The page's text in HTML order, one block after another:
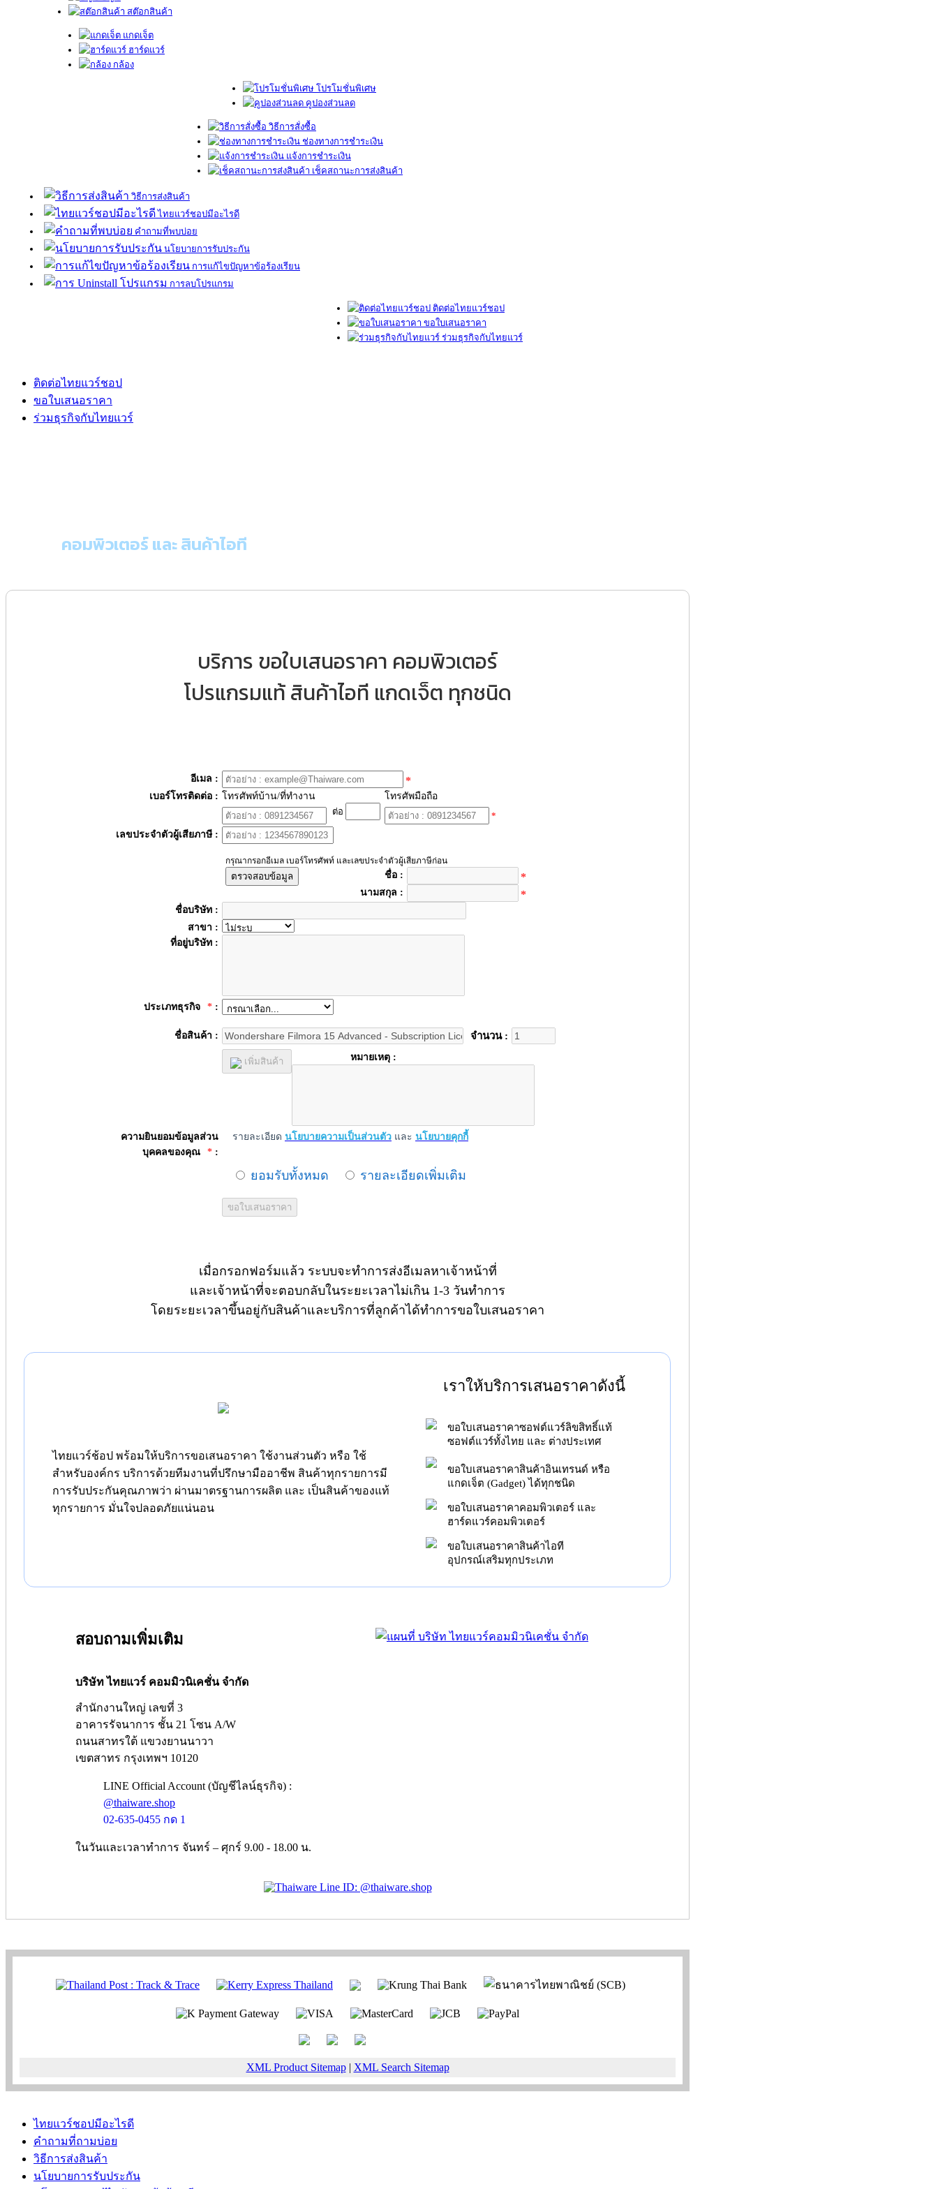
สต๊อกสินค้า
แกดเจ็ต
ฮาร์ดแวร์
กล้อง
โปรโมชั่นพิเศษ
คูปองส่วนลด
วิธีการสั่งซื้อ
ช่องทางการชำระเงิน
แจ้งการชำระเงิน
เช็คสถานะการส่งสินค้า
วิธีการส่งสินค้า
ไทยแวร์ชอปมีอะไรดี
คำถามที่พบบ่อย
นโยบายการรับประกัน
การแก้ไขปัญหาข้อร้องเรียน
การลบโปรแกรม
ติดต่อไทยแวร์ชอป
ขอใบเสนอราคา
ร่วมธุรกิจกับไทยแวร์
ติดต่อไทยแวร์ชอป
ขอใบเสนอราคา
ร่วมธุรกิจกับไทยแวร์
คอมพิวเตอร์ และ สินค้าไอที
บริการ ขอใบเสนอราคา คอมพิวเตอร์
โปรแกรมแท้ สินค้าไอที แกดเจ็ต ทุกชนิด
อีเมล : *
เบอร์โทรติดต่อ : โทรศัพท์บ้าน/ที่ทำงาน
ต่อ
โทรศัพมือถือ
*
เลขประจำตัวผู้เสียภาษี :
กรุณากรอกอีเมล เบอร์โทรศัพท์ และเลขประจำตัวผู้เสียภาษีก่อน
ตรวจสอบข้อมูล ชื่อ : *
นามสกุล : *
ชื่อบริษัท :
สาขา :
ที่อยู่บริษัท :
ประเภทธุรกิจ * :
ชื่อสินค้า : จำนวน :
เพิ่มสินค้า หมายเหตุ :
ความยินยอมข้อมูลส่วน
บุคคลของคุณ
* :
รายละเอียด นโยบายความเป็นส่วนตัว และ นโยบายคุกกี้
ยอมรับทั้งหมด รายละเอียดเพิ่มเติม
เมื่อกรอกฟอร์มแล้ว ระบบจะทำการส่งอีเมลหาเจ้าหน้าที่
และเจ้าหน้าที่จะตอบกลับในระยะเวลาไม่เกิน 1-3 วันทำการ
โดยระยะเวลาขึ้นอยู่กับสินค้าและบริการที่ลูกค้าได้ทำการขอใบเสนอราคา
ไทยแวร์ช้อป พร้อมให้บริการขอเสนอราคา ใช้งานส่วนตัว หรือ ใช้
สำหรับองค์กร บริการด้วยทีมงานที่ปรึกษามืออาชีพ สินค้าทุกรายการมี
การรับประกันคุณภาพว่า ผ่านมาตรฐานการผลิต และ เป็นสินค้าของแท้
ทุกรายการ มั่นใจปลอดภัยแน่นอน
เราให้บริการเสนอราคาดังนี้
ขอใบเสนอราคาซอฟต์แวร์ลิขสิทธิ์แท้
ซอฟต์แวร์ทั้งไทย และ ต่างประเทศ
ขอใบเสนอราคาสินค้าอินเทรนด์ หรือ
แกดเจ็ต (Gadget) ได้ทุกชนิด
ขอใบเสนอราคาคอมพิวเตอร์ และ
ฮาร์ดแวร์คอมพิวเตอร์
ขอใบเสนอราคาสินค้าไอที
อุปกรณ์เสริมทุกประเภท
สอบถามเพิ่มเติม
บริษัท ไทยแวร์ คอมมิวนิเคชั่น จำกัด
สำนักงานใหญ่ เลขที่ 3
อาคารรัจนาการ ชั้น 21 โซน A/W
ถนนสาทรใต้ แขวงยานนาวา
เขตสาทร กรุงเทพฯ 10120
LINE Official Account (บัญชีไลน์ธุรกิจ) :
@thaiware.shop
02-635-0455 กด 1
ในวันและเวลาทำการ จันทร์ – ศุกร์ 9.00 - 18.00 น.
XML Product Sitemap| XML Search Sitemap
ไทยแวร์ชอปมีอะไรดี
คำถามที่ถามบ่อย
วิธีการส่งสินค้า
นโยบายการรับประกัน